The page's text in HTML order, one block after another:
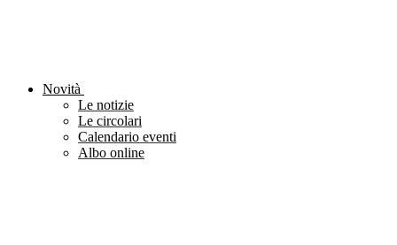
Novità
Le notizie
Le circolari
Calendario eventi
Albo online